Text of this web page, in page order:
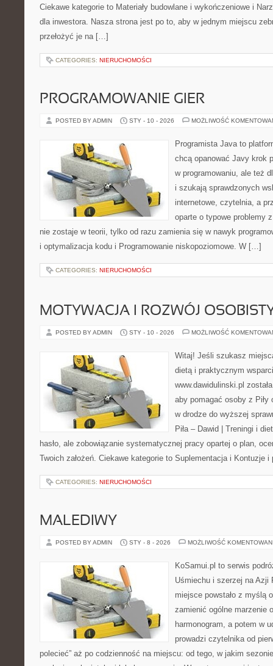
Ciekawe kategorie to Materiały budowlane i wykończeniowe i
dla inwestora. Nasza strona jest po to, aby w jednym miejscu
przełożyć je na […]
CATEGORIES: NIERUCHOMOŚCI
PROGRAMOWANIE GIER
POSTED BY ADMIN STY - 10 - 2026 MOŻLIWOŚĆ
Programista Java to
chcą opanować Javy krok
w programowaniu, ale też
i szukają sprawdzonych
internetowe, czytelnia, a
oparte o typowe problemy
nie zostaje w teorii, tylko od razu zamienia się w nawyk
i optymalizacja kodu i Programowanie niskopoziomowe. W […]
CATEGORIES: NIERUCHOMOŚCI
MOTYWACJA I ROZWÓJ
POSTED BY ADMIN STY - 10 - 2026 MOŻLIWOŚĆ
Witaj! Jeśli szukasz
dietą i praktycznym
www.dawidulinski.pl
aby pomagać osoby z Piły
w drodze do wyższej
Piła – Dawid | Treningi i
hasło, ale zobowiązanie systematycznej pracy opartej o plan,
Twoich założeń. Ciekawe kategorie to Suplementacja i Kontuzje
CATEGORIES: NIERUCHOMOŚCI
MALEDIWY
POSTED BY ADMIN STY - 8 - 2026 MOŻLIWOŚĆ
KoSamui.pl to serwis
Uśmiechu i szerzej na Azji
miejsce powstało z myślą
zamienić ogólne marzenie
harmonogram, a potem w
prowadzi czytelnika od
polecieć” aż po codzienność na miejscu: od tego, w jakim